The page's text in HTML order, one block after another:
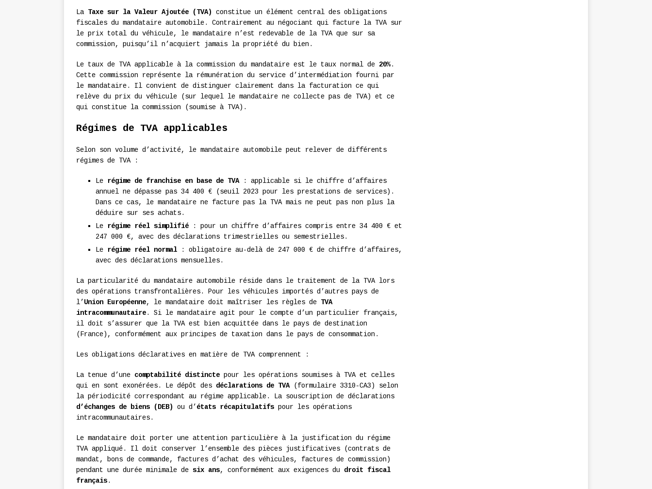
La Taxe sur la Valeur Ajoutée (TVA)
constitue un élément central des obligations
fiscales du mandataire automobile. Contrairement au négociant qui facture la TVA sur
le prix total du véhicule, le mandataire n’est redevable de la TVA que sur sa
commission, puisqu’il n’acquiert jamais la propriété du bien.
Le taux de TVA applicable à la commission du mandataire est le taux normal de 20%.
Cette commission représente la rémunération du service d’intermédiation fourni par
le mandataire. Il convient de distinguer clairement dans la facturation ce qui
relève du prix du véhicule (sur lequel le mandataire ne collecte pas de TVA) et ce
qui constitue la commission (soumise à TVA).
Régimes de TVA applicables
Selon son volume d’activité, le mandataire automobile peut relever de différents
régimes de TVA :
Le régime de franchise en base de TVA: applicable si le chiffre d’affaires
annuel ne dépasse pas 34 400 € (seuil 2023 pour les prestations de services).
Dans ce cas, le mandataire ne facture pas la TVA mais ne peut pas non plus la
déduire sur ses achats.
Le régime réel simplifié : pour un chiffre d’affaires compris entre 34 400 € et
247 000 €, avec des déclarations trimestrielles ou semestrielles.
Le régime réel normal : obligatoire au-delà de 247 000 € de chiffre d’affaires,
avec des déclarations mensuelles.
La particularité du mandataire automobile réside dans le traitement de la TVA lors
des opérations transfrontalières. Pour les véhicules importés d’autres pays de
l’ Union Européenne, le mandataire doit maîtriser les règles de TVA
intracommunautaire. Si le mandataire agit pour le compte d’un particulier français,
il doit s’assurer que la TVA est bien acquittée dans le pays de destination
(France), conformément aux principes de taxation dans le pays de consommation.
Les obligations déclaratives en matière de TVA comprennent :
La tenue d’une comptabilité distincte pour les opérations soumises à TVA et celles
qui en sont exonérées. Le dépôt des déclarations de TVA(formulaire 3310-CA3) selon
la périodicité correspondant au régime applicable. La souscription de déclarations
d’échanges de biens (DEB)
ou d’ états récapitulatifs pour les opérations
intracommunautaires.
Le mandataire doit porter une attention particulière à la justification du régime
TVA appliqué. Il doit conserver l’ensemble des pièces justificatives (contrats de
mandat, bons de commande, factures d’achat des véhicules, factures de commission)
pendant une durée minimale de six ans, conformément aux exigences du droit fiscal
français.